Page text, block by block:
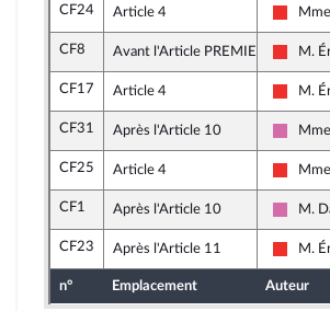
CF24 Article 4
La
CF8 Avant l'Article PREMIER
La
M.
CF17 Article 4
La
M.
CF31 Après l'Article 10
CF25 Article 4
La
CF1 Après l'Article 10 M.
CF23 Après l'Article 11
La
M.
n° Emplacement Auteur